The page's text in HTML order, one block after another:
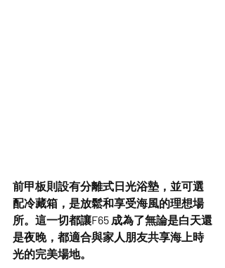
前甲板則設有分離式日光浴墊 ，並可選
配冷藏箱 ，是放鬆和享受海風的理想場
所。這一切都讓F65 成為了無論是白天還
是夜晚，都適合與家人朋友共享海上時
光的完美場地。